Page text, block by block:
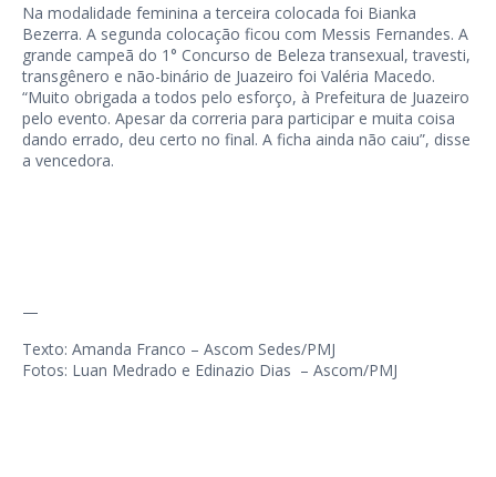
Na modalidade feminina a terceira colocada foi Bianka
Bezerra. A segunda colocação ficou com Messis Fernandes. A
grande campeã do 1° Concurso de Beleza transexual, travesti,
transgênero e não-binário de Juazeiro foi Valéria Macedo.
“Muito obrigada a todos pelo esforço, à Prefeitura de Juazeiro
pelo evento. Apesar da correria para participar e muita coisa
dando errado, deu certo no final. A ficha ainda não caiu”, disse
a vencedora.
—
Texto: Amanda Franco – Ascom Sedes/PMJ
Fotos: Luan Medrado e Edinazio Dias – Ascom/PMJ